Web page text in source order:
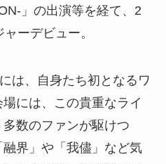
」の出演等を経て、2
ーデビュー。
は、自身たち初となるワ
には、この貴重なライ
数のファンが駆けつ
界」や「我儘」など気